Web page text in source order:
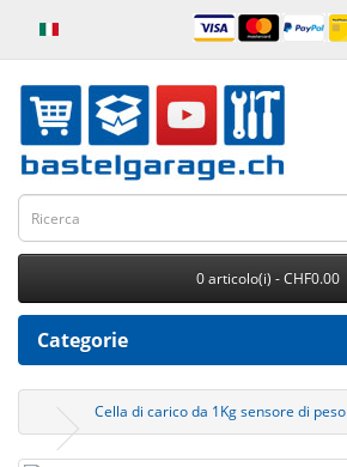
0 articolo(i) - CHF0.00
Categorie
Cella di carico da 1Kg sensore di peso